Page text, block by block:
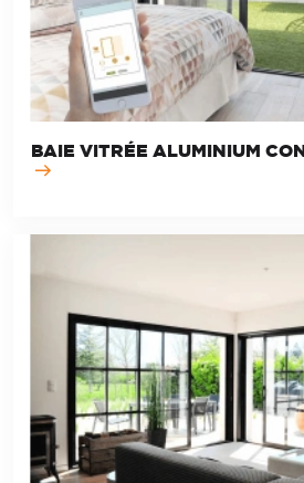
BAIE VITRÉE ALUMINIUM